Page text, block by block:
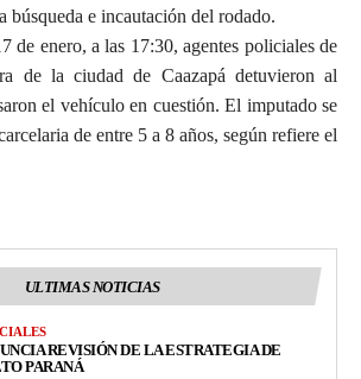
búsqueda e incautación del rodado.
de enero, a las 17:30, agentes policiales de
de la ciudad de Caazapá detuvieron al
el vehículo en cuestión. El imputado se
de entre 5 a 8 años, según refiere el
ULTIMAS NOTICIAS
REVISIÓN DE LA ESTRATEGIA DE
PARANÁ